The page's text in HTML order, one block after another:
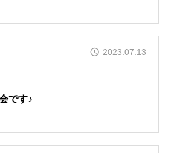
！』代表・窪田 純一のブログ
2023.07.13
です♪